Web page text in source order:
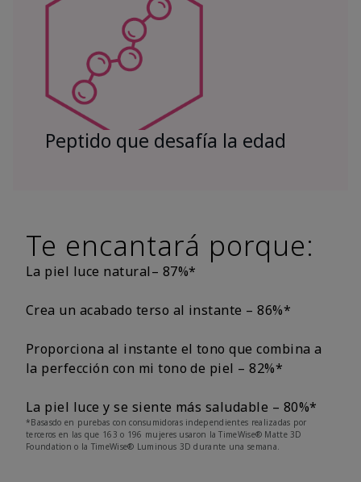
Peptido que desafía la edad
Te encantará porque:
La piel luce natural– 87%*
Crea un acabado terso al instante – 86%*
Proporciona al instante el tono que combina a
la perfección con mi tono de piel – 82%*
La piel luce y se siente más saludable – 80%*
*Basasdo en purebas con consumidoras independientes realizadas por
terceros en las que 163 o 196 mujeres usaron la TimeWise® Matte 3D
Foundation o la TimeWise® Luminous 3D durante una semana.